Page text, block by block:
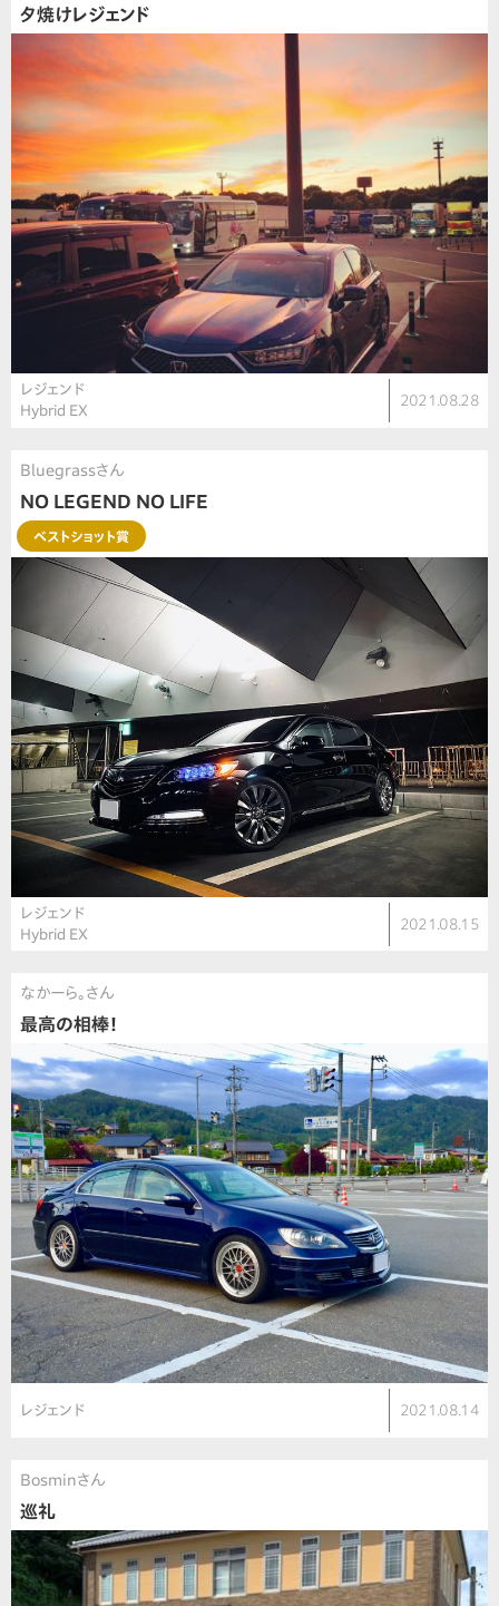
夕焼けレジェンド
レジェンド
Hybrid EX
2021.08.28
Bluegrassさん
NO LEGEND NO LIFE
ベストショット賞
レジェンド
Hybrid EX
2021.08.15
なかーら。さん
最高の相棒！
レジェンド 2021.08.14
Bosminさん
巡礼